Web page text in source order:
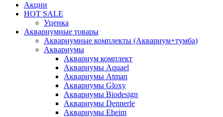
Акции
HOT SALE
Уценка
Аквариумные товары
Аквариумные комплекты (Аквариум+тумба)
Аквариумы
Аквариум комплект
Аквариумы Aquael
Аквариумы Atman
Аквариумы Gloxy
Аквариумы Biodesign
Аквариумы Dennerle
Аквариумы Eheim